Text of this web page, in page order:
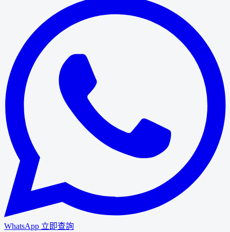
WhatsApp 立即查詢